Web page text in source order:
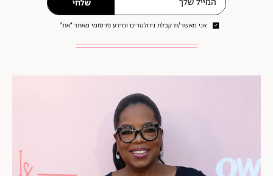
שלחי
אני מאשר/ת קבלת ניוזלטרים ומידע פרסומי מאתר ״את״